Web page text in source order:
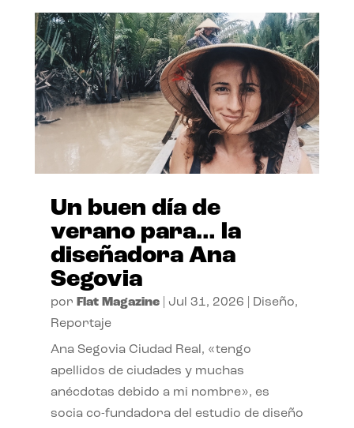
Un buen día de
verano para… la
diseñadora Ana
Segovia
por Flat Magazine| Jul 31, 2026 Diseño,
Reportaje
Ana Segovia Ciudad Real, «tengo
apellidos de ciudades y muchas
anécdotas debido a mi nombre», es
socia co-fundadora del estudio de diseño